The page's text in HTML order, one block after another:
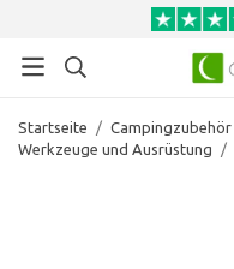
Startseite / Campingzubehör
Werkzeuge und Ausrüstung
/